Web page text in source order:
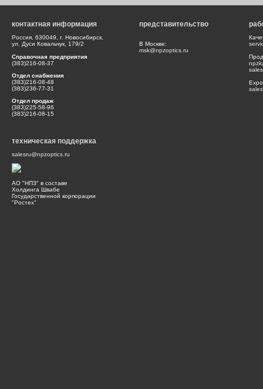
контактная информация
Россия, 630049, г. Новосибирск,
ул. Дуси Ковальчук, 179/2
Справочная предприятия
(383)216-08-37
Отдел снабжения
(383)216-08-48
(383)236-77-31
Отдел продаж
(383)225-58-96
(383)216-08-15
представительство
В Москве:
msk@npzoptics.ru
техническая поддержка
salesru@npzoptics.ru
АО "НПЗ" в составе
Холдинга Швабе
Государственной корпорации
"Ростех"